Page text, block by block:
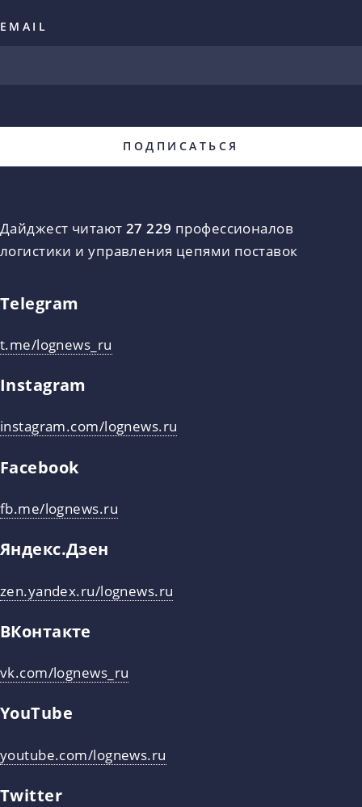
EMAIL
Дайджест читают 27 229 профессионалов
логистики и управления цепями поставок
Telegram
t.me/lognews_ru
Instagram
instagram.com/lognews.ru
Facebook
fb.me/lognews.ru
Яндекс.Дзен
zen.yandex.ru/lognews.ru
ВКонтакте
vk.com/lognews_ru
YouTube
youtube.com/lognews.ru
Twitter